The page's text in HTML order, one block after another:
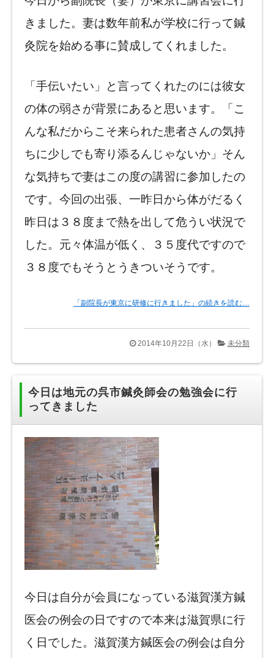
きました。妻は数年前私が学校に行って鍼
灸院を始める事に賛成してくれました。
「手伝いたい」と言ってくれたのには彼女
の体の弱さが背景にあると思います。「こ
んな私だからこそ来られた患者さんの気持
ちに少しでも寄り添るんじゃないか」そん
な気持ちで妻はこの度の講習に参加したの
です。今回の出張、一昨日から体がだるく
昨日は３８度まで熱を出して危うい状況で
した。元々体温が低く、３５度代ですので
３８度でもそうとうきついそうです。
「副院長が東京に研修に行きました」の続きを読む…
2014年10月22日（水） 未分類
今日は地元の呉市鍼灸師会の勉強会に行
ってきました
今日は自分が会員になっている滋賀漢方鍼
医会の例会の日ですので本来は滋賀県に行
く日でした。滋賀漢方鍼医会の例会は自分